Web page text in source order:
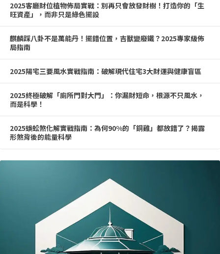
2025客廳財位植物佈局實戰：別再只會放發財樹！打造你的「生
旺資產」，而非只是綠色擺設
麒麟踩八卦不是萬能丹！擺錯位置，吉獸變廢鐵？2025專家級佈
局指南
2025陽宅三要風水實戰指南：破解現代住宅3大財運與健康盲區
2025終極破解「廁所門對大門」：你漏財短命，根源不只風水，
而是科學！
2025蜈蚣煞化解實戰指南：為何90%的「銅雞」都放錯了？揭露
形煞背後的能量科學